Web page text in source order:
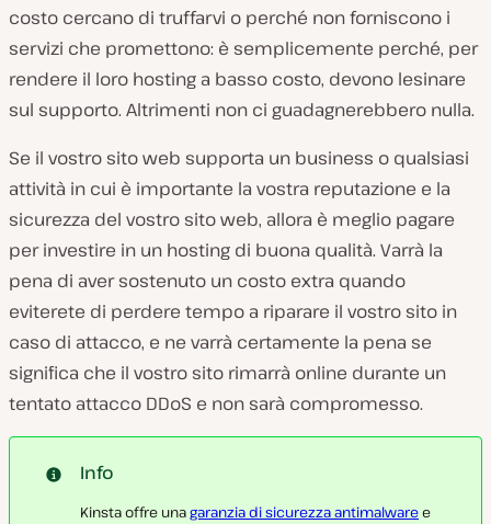
costo cercano di truffarvi o perché non forniscono i
servizi che promettono: è semplicemente perché, per
rendere il loro hosting a basso costo, devono lesinare
sul supporto. Altrimenti non ci guadagnerebbero nulla.
Se il vostro sito web supporta un business o qualsiasi
attività in cui è importante la vostra reputazione e la
sicurezza del vostro sito web, allora è meglio pagare
per investire in un hosting di buona qualità. Varrà la
pena di aver sostenuto un costo extra quando
eviterete di perdere tempo a riparare il vostro sito in
caso di attacco, e ne varrà certamente la pena se
significa che il vostro sito rimarrà online durante un
tentato attacco DDoS e non sarà compromesso.
Info
Kinsta offre unagaranzia di sicurezza antimalwaree